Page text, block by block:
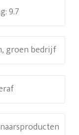
9.7
groen bedrijf